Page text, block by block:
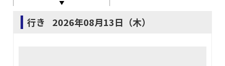
行き 2026年08月13日（木）